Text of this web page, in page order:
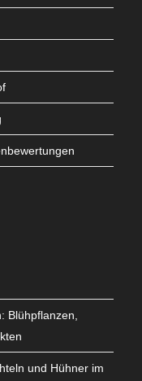
Blühpflanzen,
und Hühner im